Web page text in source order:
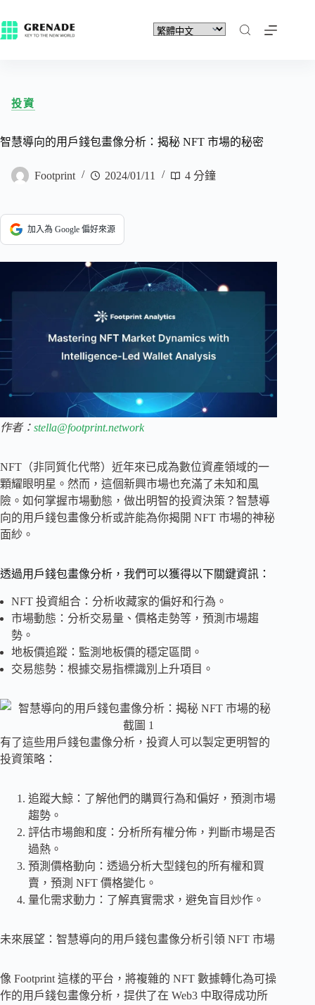
投資
智慧導向的用戶錢包畫像分析：揭秘 NFT 市場的秘密
Footprint 2024/01/11 4 分鐘
加入為 Google 偏好來源
作者： stella@footprint.network
NFT（非同質化代幣）近年來已成為數位資產領域的一
顆耀眼明星。然而，這個新興市場也充滿了未知和風
險。如何掌握市場動態，做出明智的投資決策？智慧導
向的用戶錢包畫像分析或許能為你揭開 NFT 市場的神秘
面紗。
透過用戶錢包畫像分析，我們可以獲得以下關鍵資訊：
NFT 投資組合：分析收藏家的偏好和行為。
市場動態：分析交易量、價格走勢等，預測市場趨
勢。
地板價追蹤：監測地板價的穩定區間。
交易態勢：根據交易指標識別上升項目。
有了這些用戶錢包畫像分析，投資人可以製定更明智的
投資策略：
追蹤大鯨：了解他們的購買行為和偏好，預測市場
趨勢。
評估市場飽和度：分析所有權分佈，判斷市場是否
過熱。
預測價格動向：透過分析大型錢包的所有權和買
賣，預測 NFT 價格變化。
量化需求動力：了解真實需求，避免盲目炒作。
未來展望：智慧導向的用戶錢包畫像分析引領 NFT 市場
像 Footprint 這樣的平台，將複雜的 NFT 數據轉化為可操
作的用戶錢包畫像分析，提供了在 Web3 中取得成功所